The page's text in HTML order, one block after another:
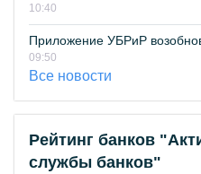
10:40
Приложение УБРиР
09:50
Все новости
Рейтинг банков
службы банков"